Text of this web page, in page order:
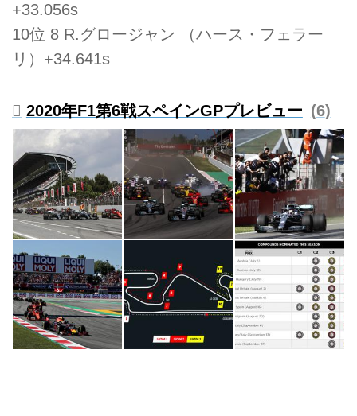
+33.056s
10位 8 R.グロージャン （ハース・フェラー
リ）+34.641s
2020年F1第6戦スペインGPプレビュー 6